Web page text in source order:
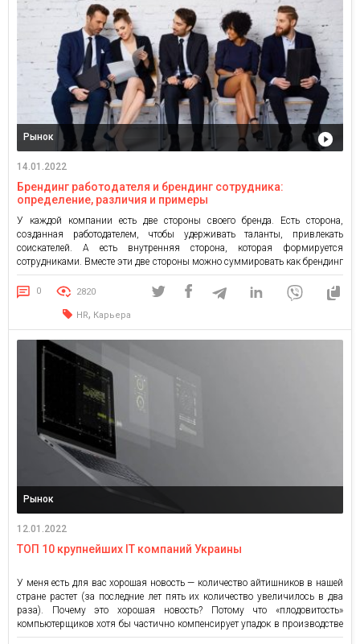
Рынок
14.01.2022
Брендинг работодателя и брендинг сотрудника:
определение, различия и примеры
У каждой компании есть две стороны своего бренда. Есть сторона,
созданная работодателем, чтобы удерживать таланты, привлекать
соискателей. А есть внутренняя сторона, которая формируется
сотрудниками. Вместе эти две стороны можно суммировать как брендинг
работодателя и брендинг сотрудников. Эти два типа брендов выглядят и
работают по-разному. Однако они оба одинаково важны, потому как они
играют важную роль […]
0 2820
HR, Карьера
Рынок
12.01.2022
ТОП 10 крупнейших IT компаний Украины
У меня есть для вас хорошая новость — количество айтишников в нашей
стране растет (за последние лет пять их количество увеличилось в два
раза). Почему это хорошая новость? Потому что «плодовитость»
компьютерщиков хотя бы частично компенсирует упадок в производстве
и реальном секторе экономики. И что важно — дает надежду на будущее.